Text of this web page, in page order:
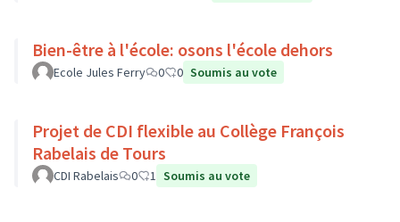
Bien-être à l'école: osons l'école dehors
Ecole Jules Ferry 0 0 Soumis au vote
Projet de CDI flexible au Collège François
Rabelais de Tours
CDI Rabelais 0 1 Soumis au vote